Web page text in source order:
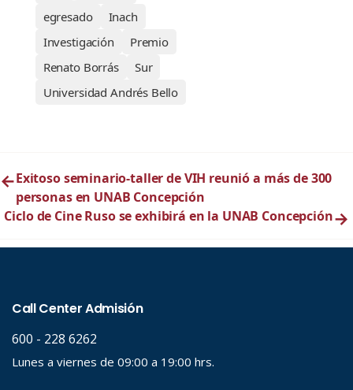
egresado
Inach
Investigación
Premio
Renato Borrás
Sur
Universidad Andrés Bello
←Exitoso seminario-taller de VIH reunió a más de 300
personas en UNAB Concepción
Ciclo de Cine Ruso se exhibirá en la UNAB Concepción→